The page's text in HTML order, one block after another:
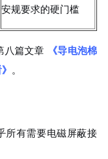
安规要求的硬门槛
八篇文章
《导电泡棉
。
所有需要电磁屏蔽接